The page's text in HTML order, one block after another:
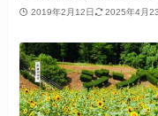
2019年2月12日 2025年4月